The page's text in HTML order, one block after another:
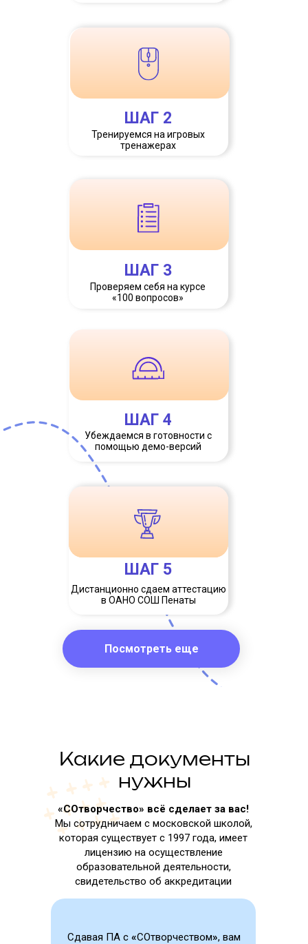
Посмотреть еще
Тренируемся на игровых
тренажерах
ШАГ 2
Проверяем себя на курсе
«100 вопросов»
Убеждаемся в готовности с
помощью демо-версий
ШАГ 3
ШАГ 4
ШАГ 5
Дистанционно сдаем аттестацию
в ОАНО СОШ Пенаты
Сдавая ПА с «СОтворчеством», вам
«СОтворчество» всё сделает за вас!
Мы сотрудничаем с московской школой,
которая существует с 1997 года, имеет
лицензию на осуществление
образовательной деятельности,
свидетельство об аккредитации
Какие документы
нужны